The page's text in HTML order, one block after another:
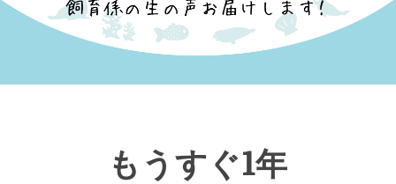
もうすぐ1年